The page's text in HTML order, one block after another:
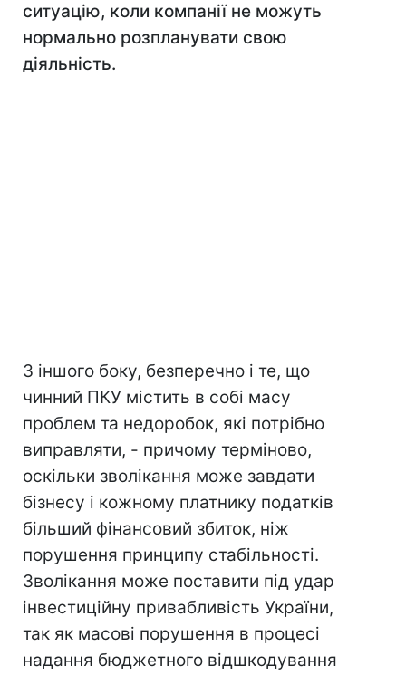
ситуацію, коли компанії не можуть
нормально розпланувати свою
діяльність.
З іншого боку, безперечно і те, що
чинний ПКУ містить в собі масу
проблем та недоробок, які потрібно
виправляти, - причому терміново,
оскільки зволікання може завдати
бізнесу і кожному платнику податків
більший фінансовий збиток, ніж
порушення принципу стабільності.
Зволікання може поставити під удар
інвестиційну привабливість України,
так як масові порушення в процесі
надання бюджетного відшкодування